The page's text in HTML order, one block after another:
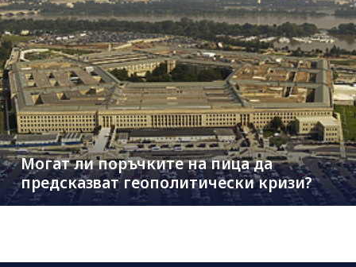
Могат ли поръчките на пица да
предсказват геополитически кризи?